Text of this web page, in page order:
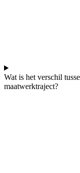
Wat is het verschil
maatwerktraject?